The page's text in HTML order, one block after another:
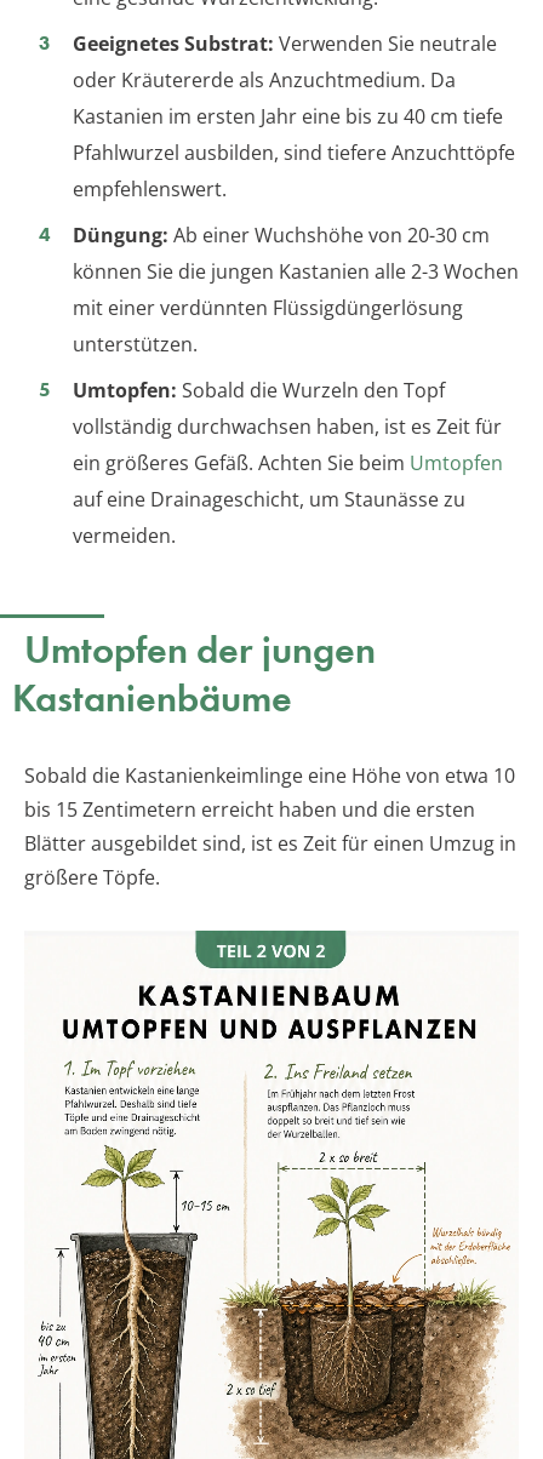
Geeignetes Substrat: Verwenden Sie neutrale
oder Kräutererde als Anzuchtmedium. Da
Kastanien im ersten Jahr eine bis zu 40 cm tiefe
Pfahlwurzel ausbilden, sind tiefere Anzuchttöpfe
empfehlenswert.
Düngung: Ab einer Wuchshöhe von 20-30 cm
können Sie die jungen Kastanien alle 2-3 Wochen
mit einer verdünnten Flüssigdüngerlösung
unterstützen.
Umtopfen: Sobald die Wurzeln den Topf
vollständig durchwachsen haben, ist es Zeit für
ein größeres Gefäß. Achten Sie beim Umtopfen
auf eine Drainageschicht, um Staunässe zu
vermeiden.
Umtopfen der jungen
Kastanienbäume
Sobald die Kastanienkeimlinge eine Höhe von etwa 10
bis 15 Zentimetern erreicht haben und die ersten
Blätter ausgebildet sind, ist es Zeit für einen Umzug in
größere Töpfe.